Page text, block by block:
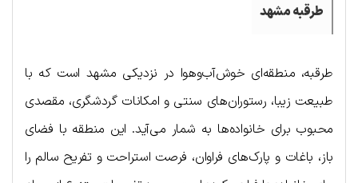
طرقبه مشهد
طرقبه، منطقه‌ای خوش‌آب‌وهوا در نزدیکی مشهد است که با
طبیعت زیبا، رستوران‌های سنتی و امکانات گردشگری، مقصدی
محبوب برای خانواده‌ها به شمار می‌آید. این منطقه با فضای
باز، باغات و پارک‌های فراوان، فرصت استراحت و تفریح سالم را